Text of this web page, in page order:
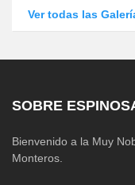
Ver todas las
SOBRE
Bienvenido a la Muy
Monteros.